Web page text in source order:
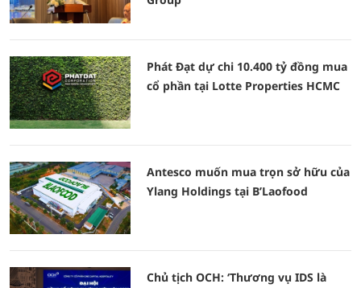
Phát Đạt dự chi 10.400 tỷ đồng mua
cổ phần tại Lotte Properties HCMC
Antesco muốn mua trọn sở hữu của
Ylang Holdings tại B’Laofood
Chủ tịch OCH: ‘Thương vụ IDS là